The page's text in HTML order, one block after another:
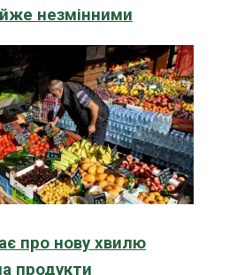
незмінними
про нову хвилю
продукти